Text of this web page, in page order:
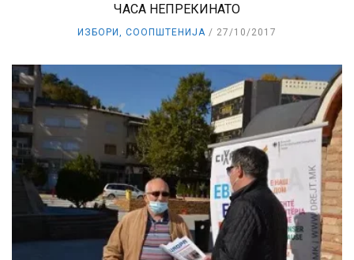
ЧАСА НЕПРЕКИНАТО
ИЗБОРИ СООПШТЕНИЈА 27/10/2017